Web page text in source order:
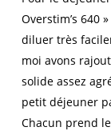
Overstim’s 640
diluer très
moi avons
solide assez
petit déjeuner
Chacun prend